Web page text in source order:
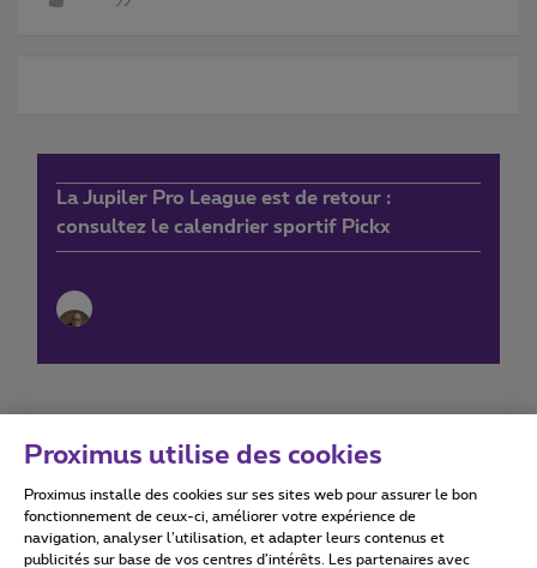
La Jupiler Pro League est de retour :
consultez le calendrier sportif Pickx
Conditions d'utilisation Accessibility statement
Proximus utilise des cookies
Proximus installe des cookies sur ses sites web pour assurer le bon
fonctionnement de ceux-ci, améliorer votre expérience de
navigation, analyser l’utilisation, et adapter leurs contenus et
publicités sur base de vos centres d’intérêts. Les partenaires avec